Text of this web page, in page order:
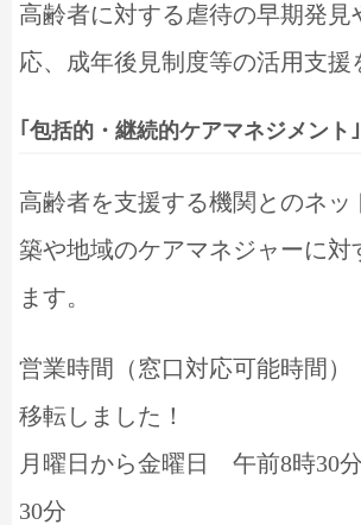
高齢者に対する虐待の早期発見
応、成年後見制度等の活用支援
｢包括的・継続的ケアマネジメント｣
高齢者を支援する機関とのネッ
築や地域のケアマネジャーに対
ます。
営業時間（窓口対応可能時
移転しました！
月曜日から金曜日 午前8時30
30分